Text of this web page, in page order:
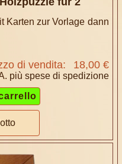
Karten zur Vorlage dann
di vendita: 18,00 €
più spese di spedizione